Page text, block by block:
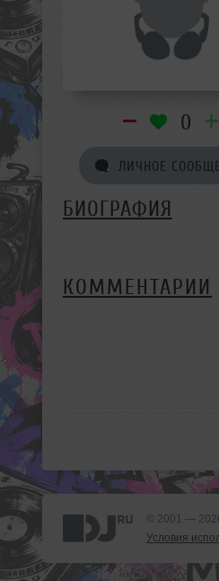
0
ЛИЧНОЕ
БИОГРАФИЯ
КОММЕНТАРИИ
© 2001 —
Условия